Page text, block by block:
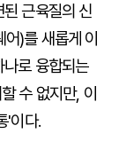
근육질의 신
)를 새롭게 이
로 융합되는
수 없지만, 이
'이다.